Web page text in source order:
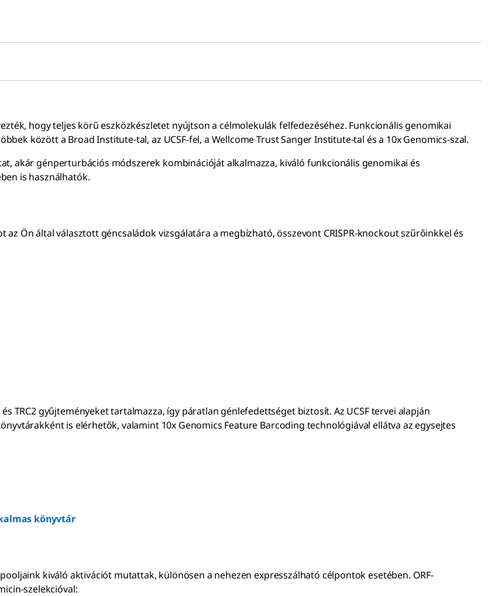
hogy teljes körű eszközkészletet nyújtson a célmolekulák felfedezéséhez. Funkcionális genomikai
között a Broad Institute-tal, az UCSF-fel, a Wellcome Trust Sanger Institute-tal és a 10x Genomics-szal.
akár génperturbációs módszerek kombinációját alkalmazza, kiváló funkcionális genomikai és
is használhatók.
Ön által választott géncsaládok vizsgálatára a megbízható, összevont CRISPR-knockout szűrőinkkel és
TRC2 gyűjteményeket tartalmazza, így páratlan génlefedettséget biztosít. Az UCSF tervei alapján
is elérhetők, valamint 10x Genomics Feature Barcoding technológiával ellátva az egysejtes
könyvtár
kiváló aktivációt mutattak, különösen a nehezen expresszálható célpontok esetében. ORF-
szelekcióval: